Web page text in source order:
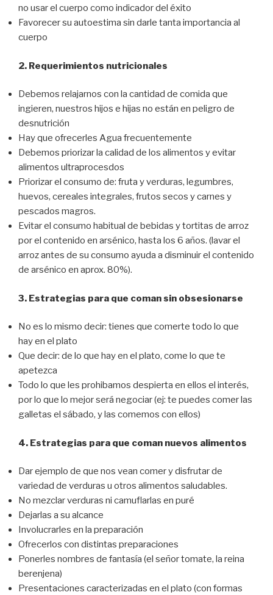
no usar el cuerpo como indicador del éxito
Favorecer su autoestima sin darle tanta importancia al
cuerpo
2. Requerimientos nutricionales
Debemos relajarnos con la cantidad de comida que
ingieren, nuestros hijos e hijas no están en peligro de
desnutrición
Hay que ofrecerles Agua frecuentemente
Debemos priorizar la calidad de los alimentos y evitar
alimentos ultraprocesdos
Priorizar el consumo de: fruta y verduras, legumbres,
huevos, cereales integrales, frutos secos y carnes y
pescados magros.
Evitar el consumo habitual de bebidas y tortitas de arroz
por el contenido en arsénico, hasta los 6 años. (lavar el
arroz antes de su consumo ayuda a disminuir el contenido
de arsénico en aprox. 80%).
3. Estrategias para que coman sin obsesionarse
No es lo mismo decir: tienes que comerte todo lo que
hay en el plato
Que decir: de lo que hay en el plato, come lo que te
apetezca
Todo lo que les prohibamos despierta en ellos el interés,
por lo que lo mejor será negociar (ej: te puedes comer las
galletas el sábado, y las comemos con ellos)
4. Estrategias para que coman nuevos alimentos
Dar ejemplo de que nos vean comer y disfrutar de
variedad de verduras u otros alimentos saludables.
No mezclar verduras ni camuflarlas en puré
Dejarlas a su alcance
Involucrarles en la preparación
Ofrecerlos con distintas preparaciones
Ponerles nombres de fantasía (el señor tomate, la reina
berenjena)
Presentaciones caracterizadas en el plato (con formas